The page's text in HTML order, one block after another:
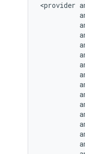
<provider